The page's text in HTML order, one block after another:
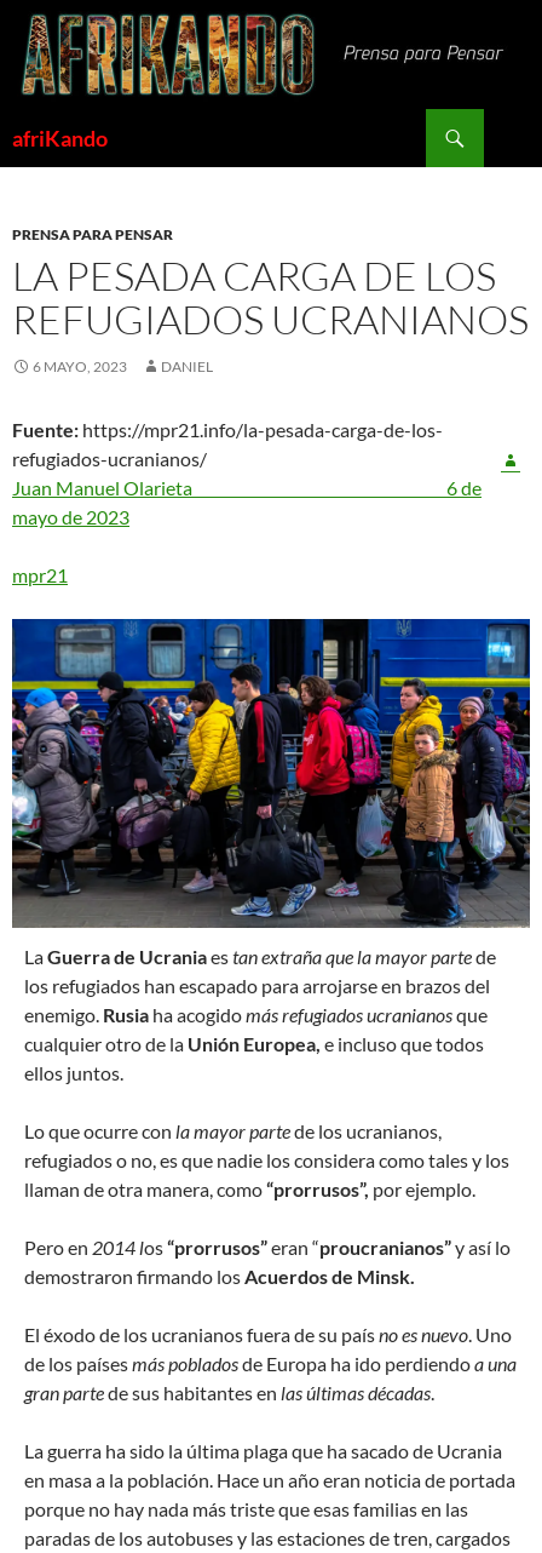
Saltar
contenido
afriKando
PRENSA PARA PENSAR
LA PESADA CARGA DE LOS
REFUGIADOS UCRANIANOS
6 MAYO, 2023 DANIEL
Fuente: https://mpr21.info/la-pesada-carga-de-los-
refugiados-ucranianos/
Juan Manuel Olarieta 6 de
mayo de 2023
mpr21
LaGuerra de Ucraniaestan extraña que la mayor partede
los refugiados han escapado para arrojarse en brazos del
enemigo. Rusia ha acogidomás refugiados ucranianosque
cualquier otro de la Unión Europea, e incluso que todos
ellos juntos.
Lo que ocurre con la mayor partede los ucranianos,
refugiados o no, es que nadie los considera como tales y los
llaman de otra manera, como“prorrusos”, por ejemplo.
Pero en 2014 los“prorrusos”eran “proucranianos”y así lo
demostraron firmando losAcuerdos de Minsk.
El éxodo de los ucranianos fuera de su paísno es nuevo. Uno
de los paísesmás pobladosde Europa ha ido perdiendoa una
gran partede sus habitantes en las últimas décadas.
La guerra ha sido la última plaga que ha sacado de Ucrania
en masa a la población. Hace un año eran noticia de portada
porque no hay nada más triste que esas familias en las
paradas de los autobuses y las estaciones de tren, cargados